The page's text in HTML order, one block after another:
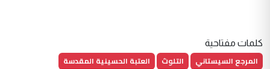
كلمات مفتاحية
المرجع السيستاني التلوث
العتبة الحسينية المقدسة